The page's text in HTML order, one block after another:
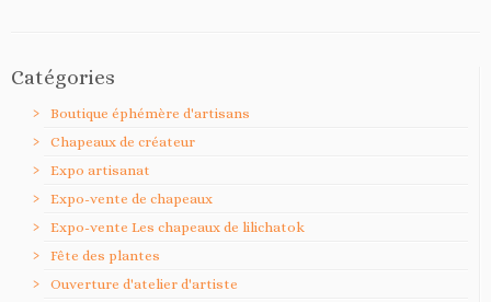
Catégories
Boutique éphémère d'artisans
Chapeaux de créateur
Expo artisanat
Expo-vente de chapeaux
Expo-vente Les chapeaux de lilichatok
Fête des plantes
Ouverture d'atelier d'artiste